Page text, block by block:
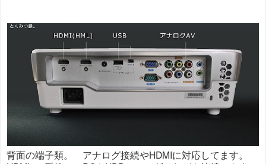
背面の端子類。 アナログ接続やHDMIに対応してます。